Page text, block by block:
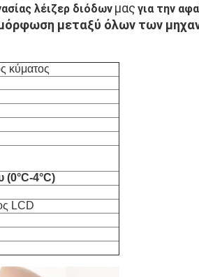
λέιζερ διόδων μας για την
μεταξύ όλων των
κύματος
4°C)
LCD